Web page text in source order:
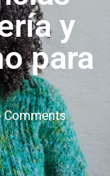
y
para
Comments